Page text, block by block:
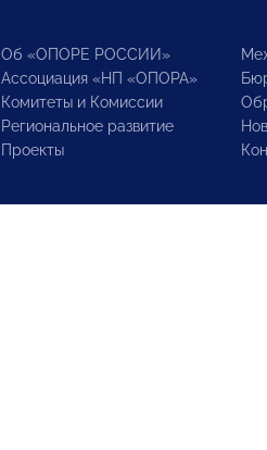
Об «ОПОРЕ РОССИИ»
Ассоциация «НП «ОПОРА»
Комитеты и Комиссии
Региональное развитие
Проекты